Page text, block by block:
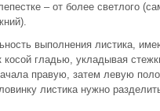
– от более светлого
выполнения листика,
гладью, укладывая
правую, затем левую
листика нужно